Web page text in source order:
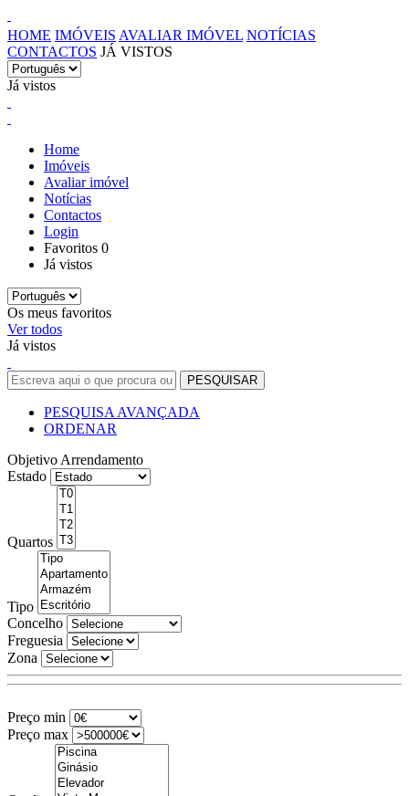
HOME IMÓVEIS AVALIAR IMÓVEL NOTÍCIAS
CONTACTOS JÁ VISTOS
Já vistos
Home
Imóveis
Avaliar imóvel
Notícias
Contactos
Login
Favoritos 0
Já vistos
Os meus favoritos
Ver todos
Já vistos
PESQUISA AVANÇADA
ORDENAR
Objetivo Arrendamento
Estado
Quartos
Tipo
Concelho
Freguesia
Zona
Preço min
Preço max